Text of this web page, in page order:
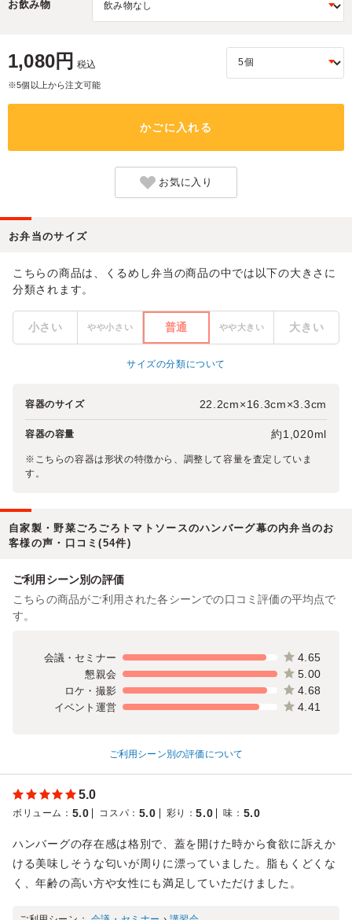
お飲み物
1,080円 税込
※5個以上から注文可能
かごに入れる
お気に入り
お弁当のサイズ
こちらの商品は、くるめし弁当の商品の中では以下の大きさに
分類されます。
小さい やや小さい 普通 やや大きい 大きい
サイズの分類について
容器のサイズ 22.2cm×16.3cm×3.3cm
容器の容量 約1,020ml
※こちらの容器は形状の特徴から、調整して容量を査定していま
す。
自家製・野菜ごろごろトマトソースのハンバーグ幕の内弁当のお
客様の声・口コミ(54件)
ご利用シーン別の評価
こちらの商品がご利用された各シーンでの口コミ評価の平均点で
す。
会議・セミナー 4.65
懇親会 5.00
ロケ・撮影 4.68
イベント運営 4.41
ご利用シーン別の評価について
5.0
ボリューム ： 5.0 コスパ ： 5.0 彩り ：5.0 味 ： 5.0
ハンバーグの存在感は格別で、蓋を開けた時から食欲に訴えか
ける美味しそうな匂いが周りに漂っていました。脂もくどくな
く、年齢の高い方や女性にも満足していただけました。